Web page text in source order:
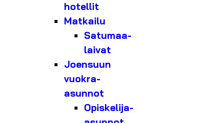
hotellit
Matkailu
Satumaa-
laivat
Joensuun
vuokra-
asunnot
Opiskelija-